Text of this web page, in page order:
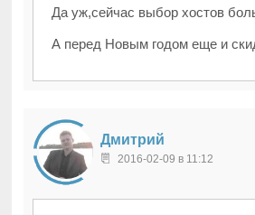
Да уж,сейчас выбор хостов
А перед Новым годом еще и
Дмитрий
2016-02-09 в 11:12